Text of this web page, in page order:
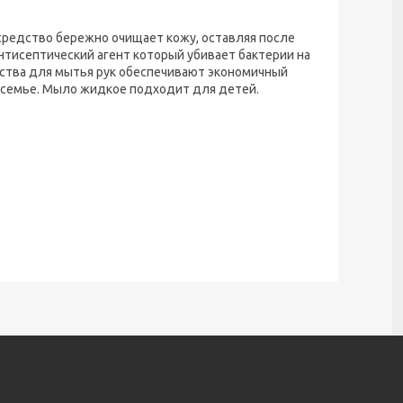
бережно очищает кожу, оставляя после
агент который убивает бактерии на
для мытья рук обеспечивают экономичный
семье. Мыло жидкое подходит для детей.